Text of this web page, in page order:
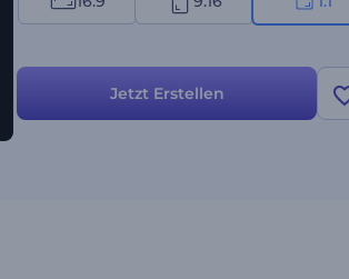
Jetzt Erstellen